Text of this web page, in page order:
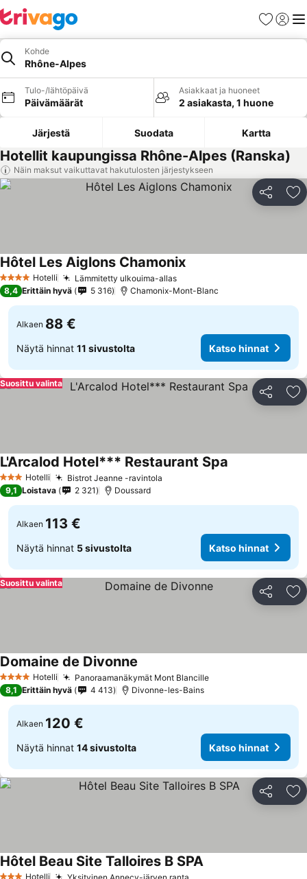
Suosikit
Kohde
Rhône-Alpes
Tulo-/lähtöpäivä
Päivämäärät
Asiakkaat ja huoneet
2 asiakasta, 1 huone
Järjestä Suodata Kartta
Hotellit kaupungissa Rhône-Alpes (Ranska)
Näin maksut vaikuttavat hakutulosten järjestykseen
Jaa
4 Tähtiluokitus
Hotelli Lämmitetty ulkouima-allasKatso hinnat
Hôtel Les Aiglons ChamonixKatso hinnat
8,4 Erittäin hyvä 5 316 Chamonix-Mont-Blanc
Alkaen 88 €
Näytä hinnat 11 sivustolta Katso hinnat
Jaa
Suosittu valinta
3 Tähtiluokitus
Hotelli Bistrot Jeanne -ravintola
L'Arcalod Hotel*** Restaurant Spa
9,1 Loistava 2 321 Doussard
Alkaen 113 €
Näytä hinnat 5 sivustolta Katso hinnat
Jaa
Suosittu valinta
4 Tähtiluokitus
Hotelli Panoraamanäkymät Mont BlancilleKatso hinnat
Domaine de Divonne
8,1 Erittäin hyvä 4 413 Divonne-les-Bains
Alkaen 120 €
Näytä hinnat 14 sivustolta Katso hinnat
Jaa
Hotelli Yksityinen Annecy-järven ranta
Hôtel Beau Site Talloires B SPAKatso hinnat